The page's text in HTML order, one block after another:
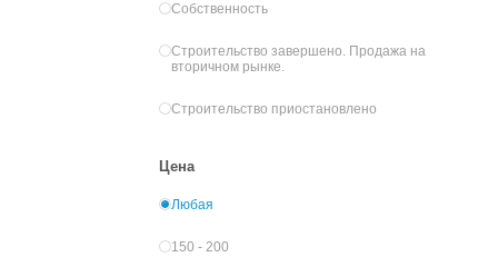
Собственность
Строительство завершено. Продажа на
вторичном рынке.
Строительство приостановлено
Цена
Любая
150 - 200